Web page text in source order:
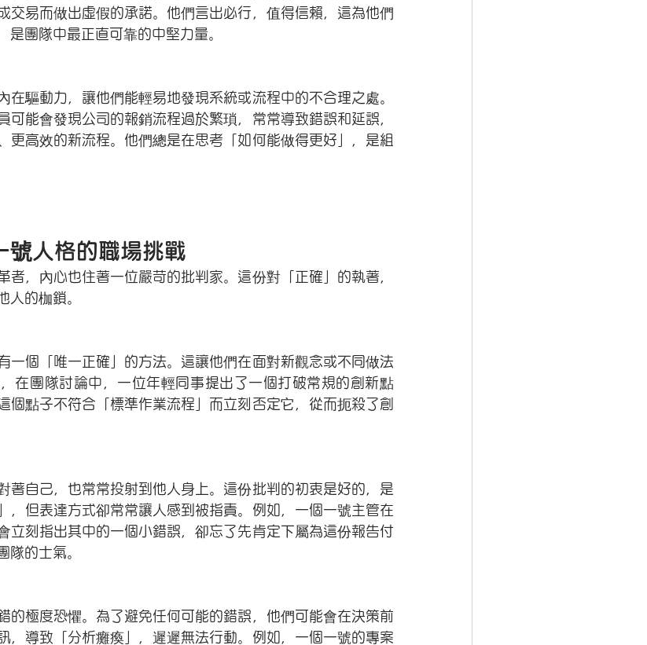
交易而做出虛假的承諾。他們言出必行，值得信賴，這為他們
是團隊中最正直可靠的中堅力量。
在驅動力，讓他們能輕易地發現系統或流程中的不合理之處。
可能會發現公司的報銷流程過於繁瑣，常常導致錯誤和延誤，
更高效的新流程。他們總是在思考「如何能做得更好」，是組
號人格的職場挑戰
者，內心也住著一位嚴苛的批判家。這份對「正確」的執著，
人的枷鎖。
一個「唯一正確」的方法。這讓他們在面對新觀念或不同做法
在團隊討論中，一位年輕同事提出了一個打破常規的創新點
個點子不符合「標準作業流程」而立刻否定它，從而扼殺了創
著自己，也常常投射到他人身上。這份批判的初衷是好的，是
，但表達方式卻常常讓人感到被指責。例如，一個一號主管在
立刻指出其中的一個小錯誤，卻忘了先肯定下屬為這份報告付
隊的士氣。
的極度恐懼。為了避免任何可能的錯誤，他們可能會在決策前
，導致「分析癱瘓」，遲遲無法行動。例如，一個一號的專案